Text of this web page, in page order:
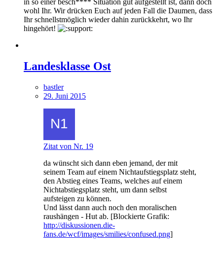
in so einer besch**** Situation gut aufgestellt ist, dann doch
wohl Ihr. Wir drücken Euch auf jeden Fall die Daumen, dass
Ihr schnellstmöglich wieder dahin zurückkehrt, wo Ihr
hingehört!
Landesklasse Ost
bastler
29. Juni 2015
Zitat von Nr. 19
da wünscht sich dann eben jemand, der mit
seinem Team auf einem Nichtaufstiegsplatz steht,
den Abstieg eines Teams, welches auf einem
Nichtabstiegsplatz steht, um dann selbst
aufsteigen zu können.
Und lässt dann auch noch den moralischen
raushängen - Hut ab. [Blockierte Grafik:
http://diskussionen.die-
fans.de/wcf/images/smilies/confused.png]